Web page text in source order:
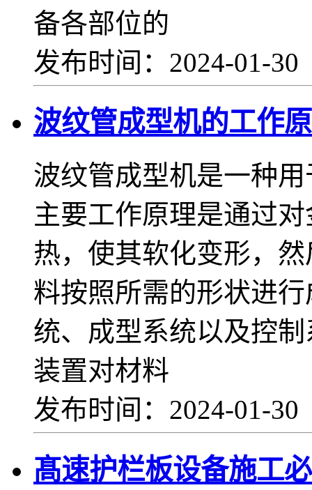
备各部位的
发布时间：2024-01-
波纹管成型机的工作
波纹管成型机是一种
主要工作原理是通过
热，使其软化变形，
料按照所需的形状进
统、成型系统以及控
装置对材料
发布时间：2024-01-
髙速护栏板设备施工